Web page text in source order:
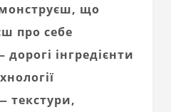
що
про себе
дорогі інгредієнти
текстури,